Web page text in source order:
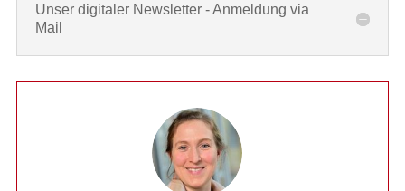
Unser digitaler Newsletter - Anmeldung via
Mail